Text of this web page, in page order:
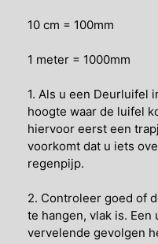
10 cm = 100mm
1 meter = 1000mm
1. Als u een Deurluifel
hoogte waar de luifel
hiervoor eerst een
voorkomt dat u iets
regenpijp.
2. Controleer goed of
te hangen, vlak is.
vervelende gevolgen